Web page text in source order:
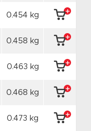
0.454 kg
0.458 kg
0.463 kg
0.468 kg
0.473 kg